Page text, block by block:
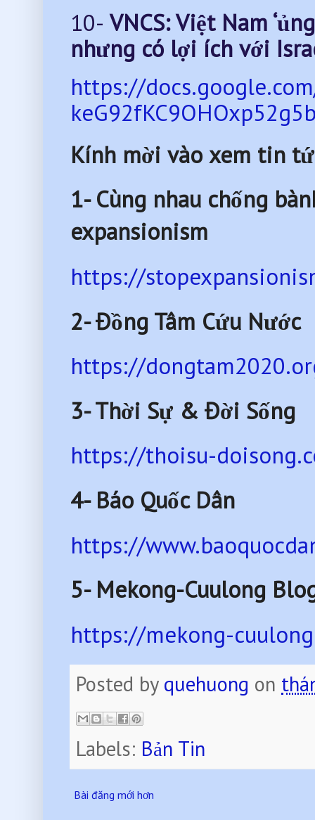
10- VNCS: Việt Nam
nhưng có lợi ích với
https://
Kính mời vào xem tin
1- Cùng nhau chống
expansionism
https://
2- Đồng Tâm Cứu Nước
https://
3- Thời Sự & Đời Sống
https://thoisu-
4- Báo Quốc Dân
https://
5- Mekong-Cuulong
https://mekong-
Posted by quehuong on
Labels: Bản Tin
Bài đăng mới hơn